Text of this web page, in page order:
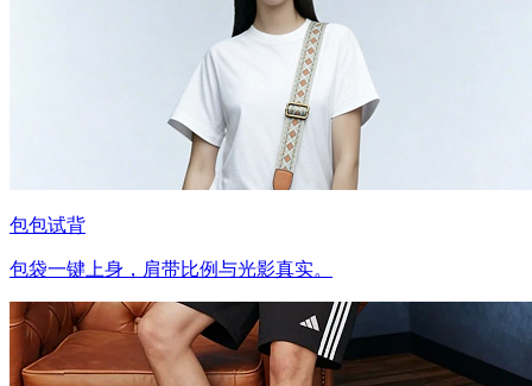
包包试背
包袋一键上身，肩带比例与光影真实。